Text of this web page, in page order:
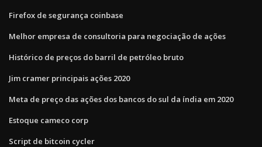
Firefox de segurança coinbase
Melhor empresa de consultoria para negociação de ações
Histórico de preços do barril de petróleo bruto
Jim cramer principais ações 2020
Meta de preço das ações dos bancos do sul da índia em 2020
Estoque cameco corp
Script de bitcoin cycler